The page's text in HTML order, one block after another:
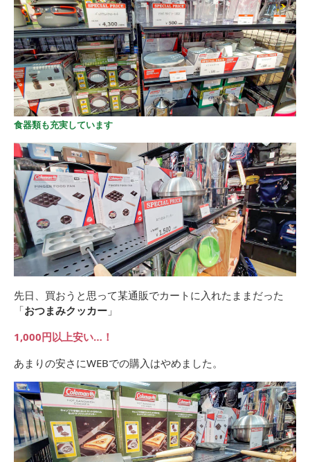
食器類も充実しています
先日、買おうと思って某通販でカートに入れたままだった
「おつまみクッカー 」
1,000円以上安い…！
あまりの安さにWEBでの購入はやめました。